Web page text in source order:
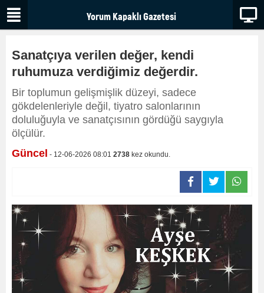
Sanatçıya verilen değer, kendi
ruhumuza verdiğimiz değerdir.
Bir toplumun gelişmişlik düzeyi, sadece
gökdelenleriyle değil, tiyatro salonlarının
doluluğuyla ve sanatçısının gördüğü saygıyla
ölçülür.
Güncel - 12-06-2026 08:01 2738 kez okundu.